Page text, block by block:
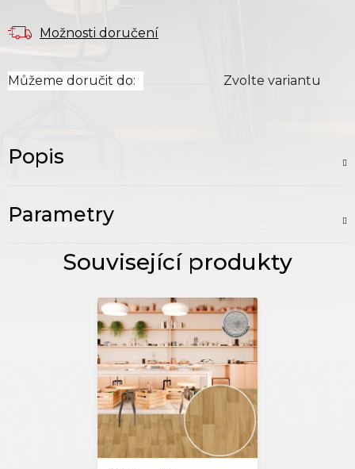
Můžeme doručit do: Zvolte variantu
Možnosti doručení
Popis
Parametry